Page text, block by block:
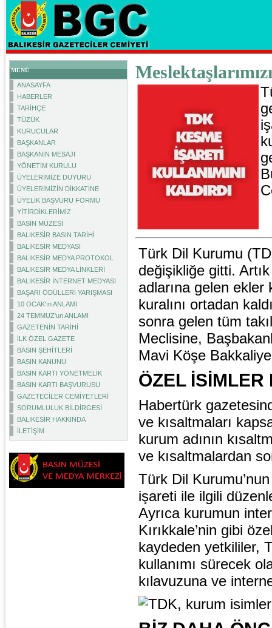
MENÜ
ANASAYFA
HABERLER
TARİHÇE
TÜZÜK
KURUCULAR
BAŞKANLAR
BAŞKANIN MESAJI
YÖNETİM KURULU
ÜYELERİMİZE DUYURU
ÜYELERİMİZİN DİKKATİNE
ÜYELİK BAŞVURU FORMU
YİTİRDİKLERİMİZ
BASIN MÜZESİ
BALIKESİR BASIN TARİHİ
BALIKESİR MEDYASI
BALIKESİR MEDYA PROTOKOL
BALIKESİR MEDYA LİNKLERİ
BALIKESİR İNTERNET MEDYASI
BAŞARI ÖDÜLLERİ YARIŞMASI
10 OCAK'ın ANLAMI
24 TEMMUZ'un ANLAMI
GAZETENİN TARİHİ
İLK ÖZEL GAZETE
BASIN ŞEHİTLERİ
BASIN KANUNU
BASIN KARTI YÖNETMELİK
BASIN KARTI BAŞVURUSU
GAZETECİLER CEMİYETLERİ
SORUMLULUK BİLDİRGESİ
BALIKESİR HAKKINDA
İLETİŞİM
Türk Dil Kurumu
değişikliğe gitti.
adlarına gelen
kuralını ortadan
sonra gelen tüm
Meclisine,
Mavi Köşe
ÖZEL
Habertürk
ve kısaltmaları
kurum adının
ve kısaltmalardan
Türk Dil
işareti ile ilgili
Ayrıca kurumun
Kırıkkale’nin gibi
kaydeden yetkililer,
kullanımı sürecek
kılavuzuna ve